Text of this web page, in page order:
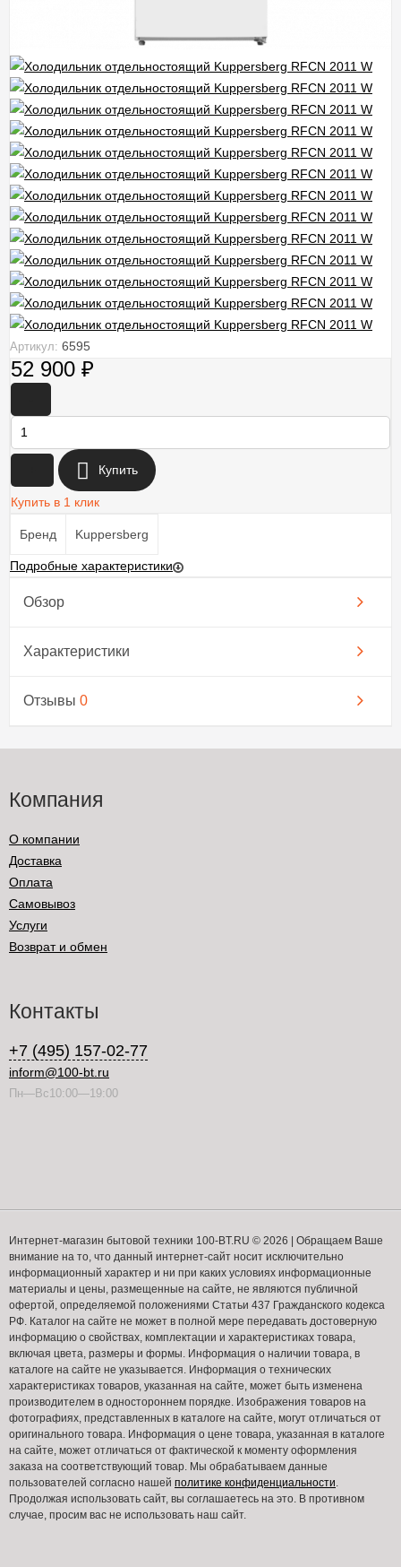
Артикул: 6595
52 900 ₽
Купить
Купить в 1 клик
Бренд Kuppersberg
Подробные характеристики
Обзор
Характеристики
Отзывы 0
Компания
О компании
Доставка
Оплата
Самовывоз
Услуги
Возврат и обмен
Контакты
+7 (495) 157-02-77
inform@100-bt.ru
Пн—Вс10:00—19:00
Интернет-магазин бытовой техники 100-BT.RU © 2026 | Обращаем Ваше
внимание на то, что данный интернет-сайт носит исключительно
информационный характер и ни при каких условиях информационные
материалы и цены, размещенные на сайте, не являются публичной
офертой, определяемой положениями Статьи 437 Гражданского кодекса
РФ. Каталог на сайте не может в полной мере передавать достоверную
информацию о свойствах, комплектации и характеристиках товара,
включая цвета, размеры и формы. Информация о наличии товара, в
каталоге на сайте не указывается. Информация о технических
характеристиках товаров, указанная на сайте, может быть изменена
производителем в одностороннем порядке. Изображения товаров на
фотографиях, представленных в каталоге на сайте, могут отличаться от
оригинального товара. Информация о цене товара, указанная в каталоге
на сайте, может отличаться от фактической к моменту оформления
заказа на соответствующий товар. Мы обрабатываем данные
пользователей согласно нашей политике конфиденциальности.
Продолжая использовать сайт, вы соглашаетесь на это. В противном
случае, просим вас не использовать наш сайт.